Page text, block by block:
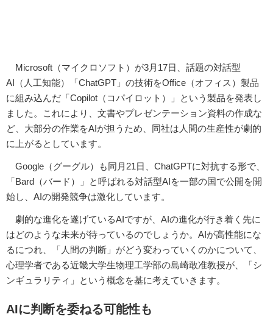
Microsoft（マイクロソフト）が3月17日、話題の対話型
AI（人工知能）「ChatGPT」の技術をOffice（オフィス）製品
に組み込んだ「Copilot（コパイロット）」という製品を発表し
ました。これにより、文書やプレゼンテーション資料の作成な
ど、大部分の作業をAIが担うため、同社は人間の生産性が劇的
に上がるとしています。
Google（グーグル）も同月21日、ChatGPTに対抗する形で、
「Bard（バード）」と呼ばれる対話型AIを一部の国で公開を開
始し、AIの開発競争は激化しています。
劇的な進化を遂げているAIですが、AIの進化が行き着く先に
はどのような未来が待っているのでしょうか。AIが高性能にな
るにつれ、「人間の判断」がどう変わっていくのかについて、
心理学者である近畿大学生物理工学部の島崎敢准教授が、「シ
ンギュラリティ」という概念を基に考えていきます。
AIに判断を委ねる可能性も